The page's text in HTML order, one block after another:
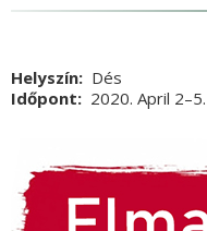
Helyszín
Dés
Időpont
2020. April 2–5.